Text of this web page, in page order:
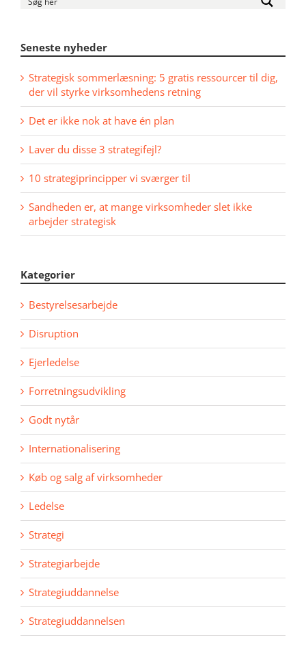
Seneste nyheder
Strategisk sommerlæsning: 5 gratis ressourcer til dig,
der vil styrke virksomhedens retning
Det er ikke nok at have én plan
Laver du disse 3 strategifejl?
10 strategiprincipper vi sværger til
Sandheden er, at mange virksomheder slet ikke
arbejder strategisk
Kategorier
Bestyrelsesarbejde
Disruption
Ejerledelse
Forretningsudvikling
Godt nytår
Internationalisering
Køb og salg af virksomheder
Ledelse
Strategi
Strategiarbejde
Strategiuddannelse
Strategiuddannelsen